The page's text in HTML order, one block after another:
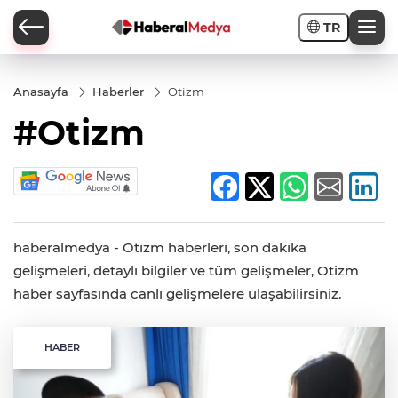
TR
Anasayfa Haberler Otizm
#Otizm
haberalmedya - Otizm haberleri, son dakika
gelişmeleri, detaylı bilgiler ve tüm gelişmeler, Otizm
haber sayfasında canlı gelişmelere ulaşabilirsiniz.
HABER